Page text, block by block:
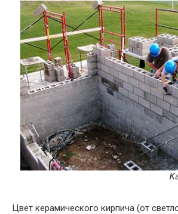
Цвет керамического кирпича (от